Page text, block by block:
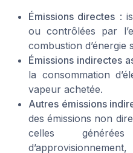
Émissions directes :
ou contrôlées par
combustion d’énergie
Émissions indirectes
la consommation
vapeur achetée.
Autres émissions
des émissions non
celles